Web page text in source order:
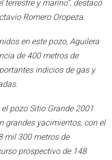
y marino”, destacó
Romero Oropeza.
en este pozo, Aguilera
de 400 metros de
indicios de gas y
pozo Sitio Grande 2001
grandes yacimientos, con el
mil 300 metros de
prospectivo de 148